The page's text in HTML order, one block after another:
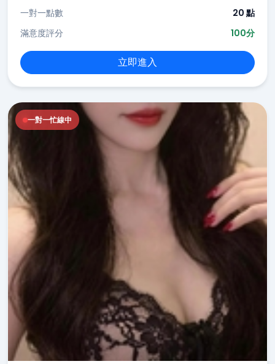
一對一點數
20 點
滿意度評分
100分
立即進入
一對一忙線中